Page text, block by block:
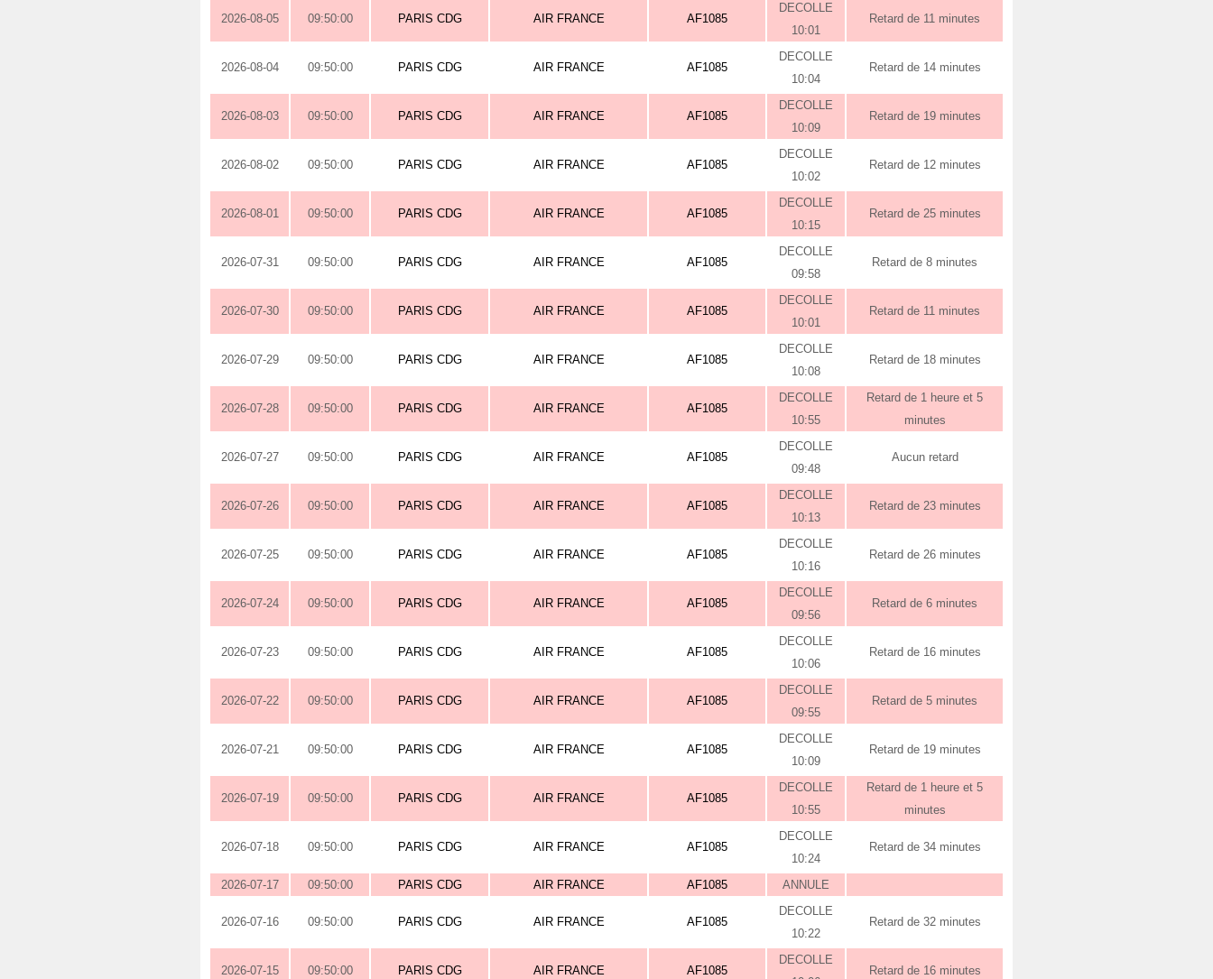
2026-08-05 09:50:00 PARIS CDG AIR FRANCE AF1085
DECOLLE
10:01
Retard de 11 minutes
2026-08-04 09:50:00 PARIS CDG AIR FRANCE AF1085
DECOLLE
10:04
Retard de 14 minutes
2026-08-03 09:50:00 PARIS CDG AIR FRANCE AF1085
DECOLLE
10:09
Retard de 19 minutes
2026-08-02 09:50:00 PARIS CDG AIR FRANCE AF1085
DECOLLE
10:02
Retard de 12 minutes
2026-08-01 09:50:00 PARIS CDG AIR FRANCE AF1085
DECOLLE
10:15
Retard de 25 minutes
2026-07-31 09:50:00 PARIS CDG AIR FRANCE AF1085
DECOLLE
09:58
Retard de 8 minutes
2026-07-30 09:50:00 PARIS CDG AIR FRANCE AF1085
DECOLLE
10:01
Retard de 11 minutes
2026-07-29 09:50:00 PARIS CDG AIR FRANCE AF1085
DECOLLE
10:08
Retard de 18 minutes
2026-07-28 09:50:00 PARIS CDG AIR FRANCE AF1085
DECOLLE
10:55
Retard de 1 heure et 5
minutes
2026-07-27 09:50:00 PARIS CDG AIR FRANCE AF1085
DECOLLE
09:48
Aucun retard
2026-07-26 09:50:00 PARIS CDG AIR FRANCE AF1085
DECOLLE
10:13
Retard de 23 minutes
2026-07-25 09:50:00 PARIS CDG AIR FRANCE AF1085
DECOLLE
10:16
Retard de 26 minutes
2026-07-24 09:50:00 PARIS CDG AIR FRANCE AF1085
DECOLLE
09:56
Retard de 6 minutes
2026-07-23 09:50:00 PARIS CDG AIR FRANCE AF1085
DECOLLE
10:06
Retard de 16 minutes
2026-07-22 09:50:00 PARIS CDG AIR FRANCE AF1085
DECOLLE
09:55
Retard de 5 minutes
2026-07-21 09:50:00 PARIS CDG AIR FRANCE AF1085
DECOLLE
10:09
Retard de 19 minutes
2026-07-19 09:50:00 PARIS CDG AIR FRANCE AF1085
DECOLLE
10:55
Retard de 1 heure et 5
minutes
2026-07-18 09:50:00 PARIS CDG AIR FRANCE AF1085
DECOLLE
10:24
Retard de 34 minutes
2026-07-17 09:50:00 PARIS CDG AIR FRANCE AF1085 ANNULE
2026-07-16 09:50:00 PARIS CDG AIR FRANCE AF1085
DECOLLE
10:22
Retard de 32 minutes
2026-07-15 09:50:00 PARIS CDG AIR FRANCE AF1085
DECOLLE
Retard de 16 minutes